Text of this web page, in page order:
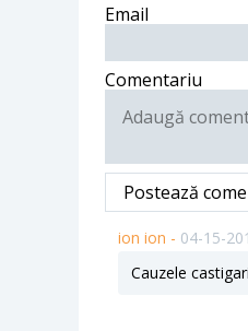
Email
Comentariu
Postează
ion ion - 04-15-
Cauzele